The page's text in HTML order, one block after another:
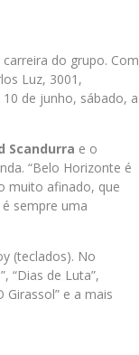
do grupo. Com
Luz, 3001,
de junho, sábado, a
Scandurra e o
“Belo Horizonte é
muito afinado, que
sempre uma
(teclados). No
“Dias de Luta”,
Girassol” e a mais